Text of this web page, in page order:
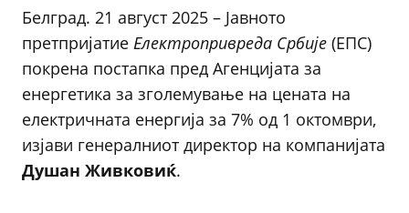
Белград. 21 август 2025 – Јавното
претпријатие Електропривреда Србије (ЕПС)
покрена постапка пред Агенцијата за
енергетика за зголемување на цената на
електричната енергија за 7% од 1 октомври,
изјави генералниот директор на компанијата
Душан Живковиќ.